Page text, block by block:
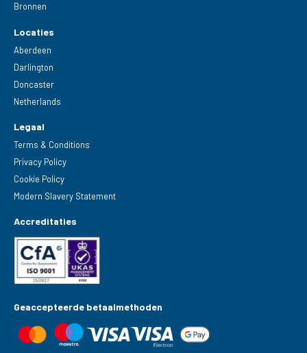
Bronnen
Locaties
Aberdeen
Darlington
Doncaster
Netherlands
Legaal
Terms & Conditions
Privacy Policy
Cookie Policy
Modern Slavery Statement
Accreditaties
Geaccepteerde betaalmethoden